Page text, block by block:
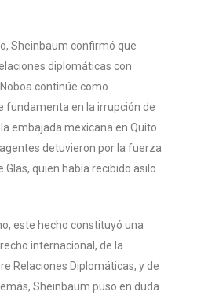
Sheinbaum confirmó que
diplomáticas con
continúe como
fundamenta en la irrupción de
embajada mexicana en Quito
detuvieron por la fuerza
quien había recibido asilo
este hecho constituyó una
internacional, de la
Relaciones Diplomáticas, y de
Sheinbaum puso en duda